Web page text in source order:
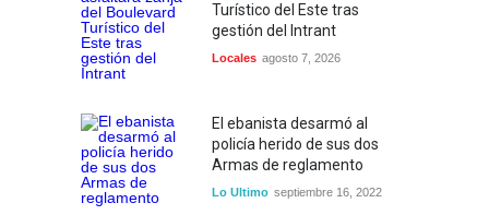
Turístico del Este tras
gestión del Intrant
Locales agosto 7, 2026
El ebanista desarmó al
policía herido de sus dos
Armas de reglamento
Lo Ultimo septiembre 16, 2022